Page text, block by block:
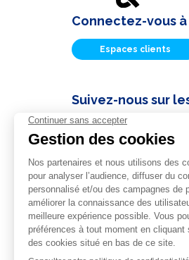
Connectez-vous
Espaces clients
Suivez-nous sur
Actualités